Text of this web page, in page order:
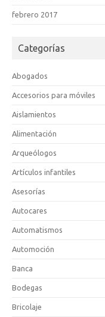
febrero 2017
Categorías
Abogados
Accesorios para móviles
Aislamientos
Alimentación
Arqueólogos
Artículos infantiles
Asesorías
Autocares
Automatismos
Automoción
Banca
Bodegas
Bricolaje